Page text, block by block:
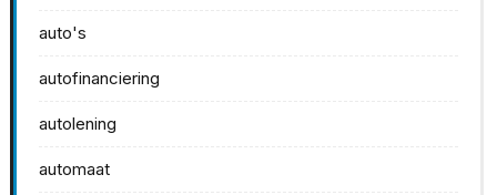
auto's
autofinanciering
autolening
automaat